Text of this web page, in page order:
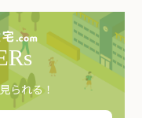
られる！